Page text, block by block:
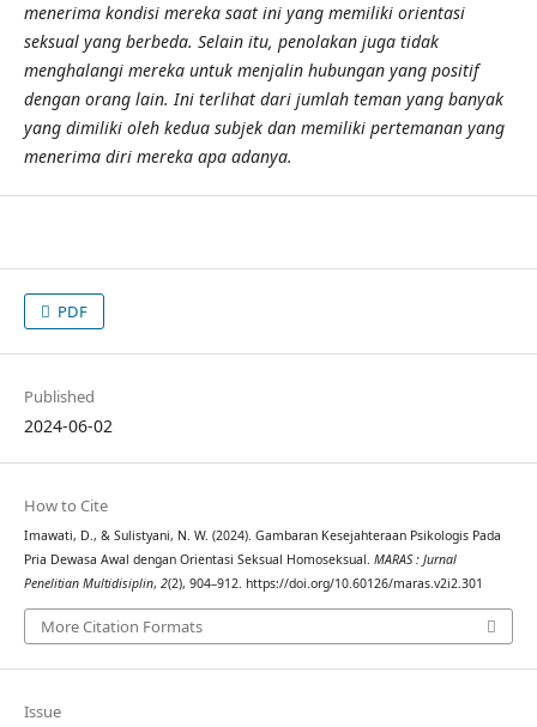
menerima kondisi mereka saat ini yang memiliki orientasi
seksual yang berbeda. Selain itu, penolakan juga tidak
menghalangi mereka untuk menjalin hubungan yang positif
dengan orang lain. Ini terlihat dari jumlah teman yang banyak
yang dimiliki oleh kedua subjek dan memiliki pertemanan yang
menerima diri mereka apa adanya.
PDF
Published
2024-06-02
How to Cite
Imawati, D., & Sulistyani, N. W. (2024). Gambaran Kesejahteraan Psikologis Pada
Pria Dewasa Awal dengan Orientasi Seksual Homoseksual. MARAS : Jurnal
Penelitian Multidisiplin, 2(2), 904–912. https://doi.org/10.60126/maras.v2i2.301
More Citation Formats
Issue